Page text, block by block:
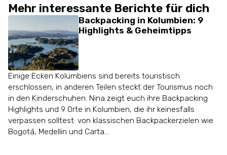
Mehr interessante Berichte für dich
Backpacking in Kolumbien: 9
Highlights & Geheimtipps
Einige Ecken Kolumbiens sind bereits touristisch
erschlossen, in anderen Teilen steckt der Tourismus noch
in den Kinderschuhen. Nina zeigt euch ihre Backpacking
Highlights und 9 Orte in Kolumbien, die ihr keinesfalls
verpassen solltest: von klassischen Backpackerzielen wie
Bogotá, Medellin und Carta...